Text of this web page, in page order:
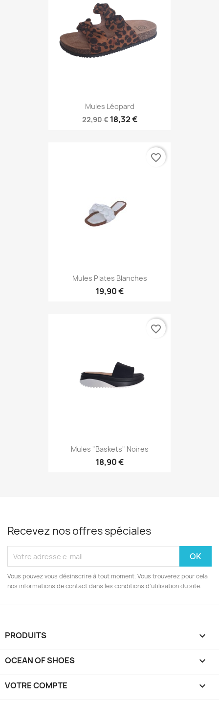
Mules Léopard
22,90 € 18,32 €
Mules Plates Blanches
19,90 €
favorite_border
Mules "baskets" Noires
18,90 €
favorite_border
Recevez nos offres spéciales
Vous pouvez vous désinscrire à tout moment. Vous trouverez pour cela
nos informations de contact dans les conditions d'utilisation du site.
PRODUITS 
OCEAN OF SHOES 
VOTRE COMPTE 